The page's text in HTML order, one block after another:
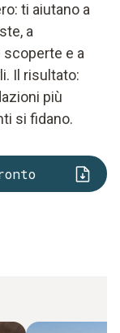
ti aiutano a
a
e a
Il risultato:
più
si fidano.